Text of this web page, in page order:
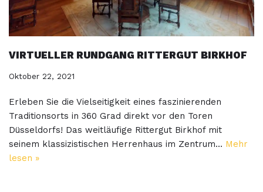
VIRTUELLER RUNDGANG RITTERGUT BIRKHOF
Oktober 22, 2021
Erleben Sie die Vielseitigkeit eines faszinierenden
Traditionsorts in 360 Grad direkt vor den Toren
Düsseldorfs! Das weitläufige Rittergut Birkhof mit
seinem klassizistischen Herrenhaus im Zentrum… Mehr
lesen »